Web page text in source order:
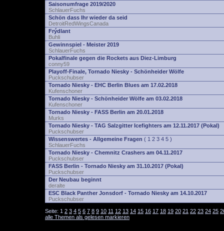
Saisonumfrage 2019/2020
SchlauerFuchs
Schön dass Ihr wieder da seid
DetroitRedWingsCanada
Frýdlant
Buhli
Gewinnspiel - Meister 2019
SchlauerFuchs
Pokalfinale gegen die Rockets aus Diez-Limburg
conny59
Playoff-Finale, Tornado Niesky - Schönheider Wölfe
Puckschubser
Tornado Niesky - EHC Berlin Blues am 17.02.2018
Kufenschoner
Tornado Niesky - Schönheider Wölfe am 03.02.2018
Kufenschoner
Tornado Niesky - FASS Berlin am 20.01.2018
Murks
Tornado Niesky - TAG Salzgitter Icefighters am 12.11.2017 (Pokal)
Puckschubser
Wissenswertes - Allgemeine Fragen ( 1 2 3 4 5 )
SchlauerFuchs
Tornado Niesky - Chemnitz Crashers am 04.11.2017
Puckschubser
FASS Berlin - Tornado Niesky am 31.10.2017 (Pokal)
Puckschubser
Der Neubau beginnt
deralte
ESC Black Panther Jonsdorf - Tornado Niesky am 14.10.2017
Puckschubser
Seite: 1 2 3 4 5 6 7 8 9 10 11 12 13 14 15 16 17 18 19 20 21 22 23 24 25
alle Themen als gelesen markieren